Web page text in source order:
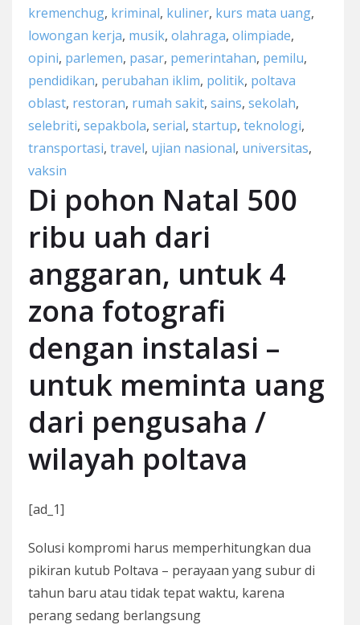
kremenchug, kriminal, kuliner, kurs mata uang,
lowongan kerja, musik, olahraga, olimpiade,
opini, parlemen, pasar, pemerintahan, pemilu,
pendidikan, perubahan iklim, politik, poltava
oblast, restoran, rumah sakit, sains, sekolah,
selebriti, sepakbola, serial, startup, teknologi,
transportasi, travel, ujian nasional, universitas,
vaksin
Di pohon Natal 500
ribu uah dari
anggaran, untuk 4
zona fotografi
dengan instalasi –
untuk meminta uang
dari pengusaha /
wilayah poltava
[ad_1]
Solusi kompromi harus memperhitungkan dua
pikiran kutub Poltava – perayaan yang subur di
tahun baru atau tidak tepat waktu, karena
perang sedang berlangsung